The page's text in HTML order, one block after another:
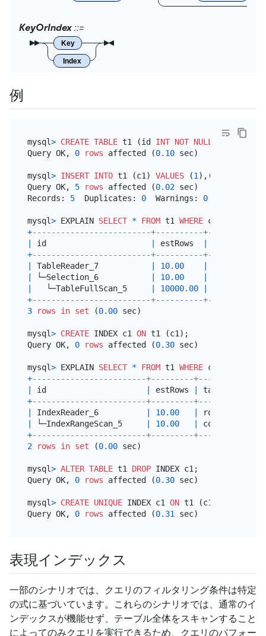
KeyOrIndex
Key
Index
例
mysql> CREATE TABLE t1 (id INT NOT NULL
PRIMARY
Query OK, 0 rows affected (0.10 sec)
mysql> INSERT INTO t1 (c1) VALUES (1 ),(
Query OK, 5 rows affected (0.02 sec)
Records: 5
  Duplicates:
0
  Warnings:
0
mysql> EXPLAIN SELECT * FROM t1 WHERE c1
+-------------------------+----------+-----------
|
id | estRows |
+-------------------------+----------+-----------
|
TableReader_7 | 10.00 |
|
└─Selection_6 | 10.00 |
|
   └─TableFullScan_5
| 10000.00 |
+-------------------------+----------+-----------
3
rows in set (0.00 sec)
mysql> CREATE INDEX c1 ON t1 (c1);
Query OK, 0 rows affected (0.30 sec)
mysql> EXPLAIN SELECT * FROM t1 WHERE c1
+------------------------+---------+-----------
|
id | estRows | task
+------------------------+---------+-----------
|
IndexReader_6 | 10.00 | root
|
└─IndexRangeScan_5 | 10.00 | cop[tikv]
+------------------------+---------+-----------
2
rows in set (0.00 sec)
mysql> ALTER TABLE t1 DROP INDEX c1;
Query OK, 0 rows affected (0.30 sec)
mysql> CREATE UNIQUE INDEX c1 ON t1 (c1);
Query OK, 0 rows affected (0.31
表現インデックス
一部のシナリオでは、クエリのフィルタリング条件は特定
の式に基づいています。これらのシナリオでは、通常のイ
ンデックスが機能せず、テーブル全体をスキャンすること
によってのみクエリを実行できるため、クエリのパフォー